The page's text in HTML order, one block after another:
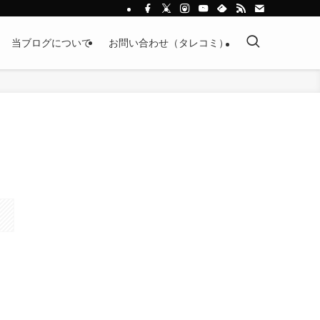
当ブログについて お問い合わせ（タレコミ）